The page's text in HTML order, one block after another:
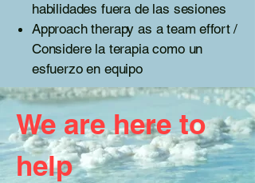
habilidades fuera de las sesiones
Approach therapy as a team effort /
Considere la terapia como un
esfuerzo en equipo
We are here to
help